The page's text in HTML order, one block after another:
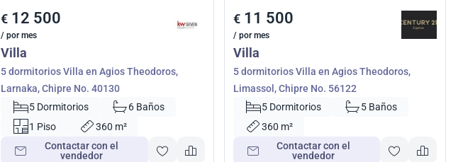
€ 12 500
/ por mes
Villa
5 dormitorios Villa en Agios Theodoros,
Larnaka, Chipre No. 40130
5 Dormitorios
6 Baños
1 Piso
360 m²
Contactar con el
vendedor
€11 500
/ por mes
Villa
5 dormitorios Villa en Agios Theodoros,
Limassol, Chipre No. 56122
5 Dormitorios
5 Baños
360 m²
Contactar con el
vendedor